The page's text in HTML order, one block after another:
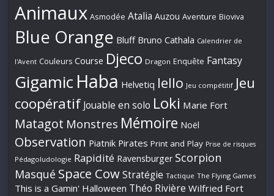
Animaux Asmodée Atalia Auzou Aventure Bioviva
Blue Orange Bluff Bruno Cathala Calendrier de
l'Avent Couleurs Course Djeco Dragon Enquête Fantasy
Gigamic Haba Helvetiq Iello Jeu compétitif Jeu
coopératif Jouable en solo Loki Marie Fort
Matagot Monstres Mémoire Noël
Observation Piatnik Pirates Print and Play Prise de risques
Pédagoludologie Rapidité Ravensburger Scorpion
Masqué Space Cow Stratégie Tactique The Flying Games
This is a Gamin' Halloween Théo Rivière Wilfried Fort